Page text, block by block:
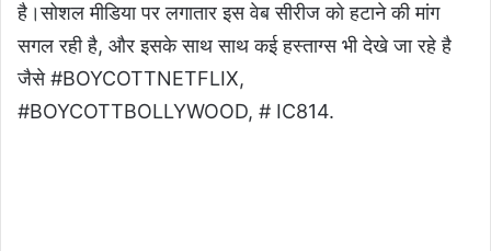
है।सोशल मीडिया पर लगातार इस वेब सीरीज को हटाने की मांग
सगल रही है, और इसके साथ साथ कई हस्ताग्स भी देखे जा रहे है
जैसे #BOYCOTTNETFLIX,
#BOYCOTTBOLLYWOOD, # IC814.